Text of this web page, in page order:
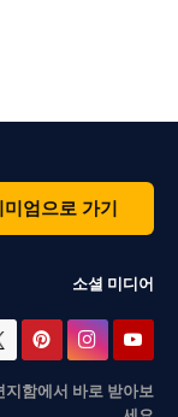
미엄으로 가기
소셜 미디어
함에서 바로 받아보